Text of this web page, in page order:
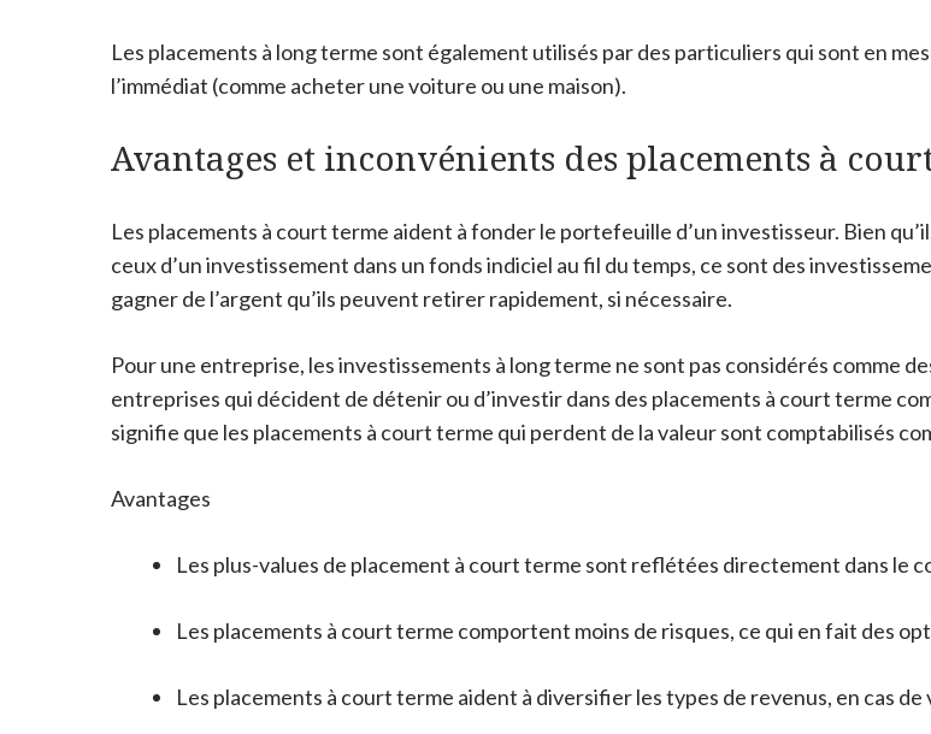
Les placements à long terme sont également utilisés par des particuliers qui sont en
l’immédiat (comme acheter une voiture ou une maison).
Avantages et inconvénients des placements à
Les placements à court terme aident à fonder le portefeuille d’un investisseur. Bien
ceux d’un investissement dans un fonds indiciel au fil du temps, ce sont des
gagner de l’argent qu’ils peuvent retirer rapidement, si nécessaire.
Pour une entreprise, les investissements à long terme ne sont pas considérés comme
entreprises qui décident de détenir ou d’investir dans des placements à court terme
signifie que les placements à court terme qui perdent de la valeur sont comptabilisés
Avantages
Les plus-values ​​de placement à court terme sont reflétées directement dans le
Les placements à court terme comportent moins de risques, ce qui en fait des
Les placements à court terme aident à diversifier les types de revenus, en cas